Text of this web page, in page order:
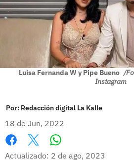
Luisa Fernanda W y Pipe Bueno /
Instagram
Por: Redacción digital La Kalle
18 de Jun, 2022
Facebook
X
Actualizado: 2 de ago, 2023